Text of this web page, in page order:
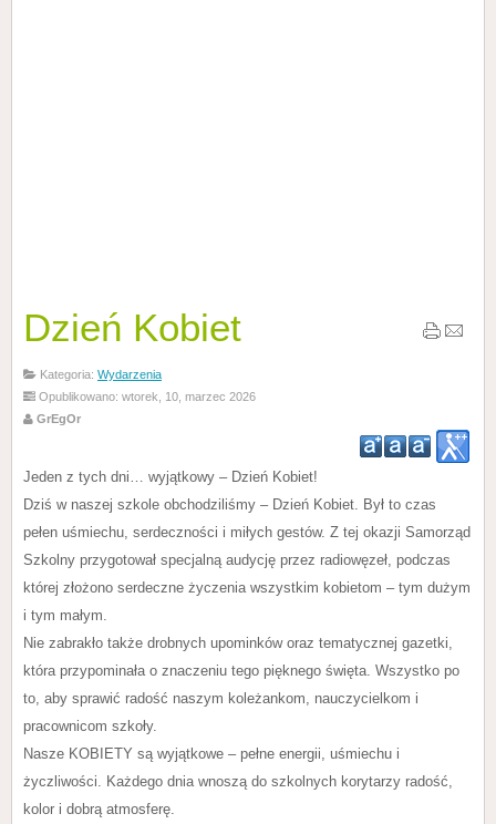
Dzień Kobiet
Kategoria: Wydarzenia
Opublikowano: wtorek, 10, marzec 2026
GrEgOr
Jeden z tych dni… wyjątkowy – Dzień Kobiet!
Dziś w naszej szkole obchodziliśmy – Dzień Kobiet. Był to czas
pełen uśmiechu, serdeczności i miłych gestów. Z tej okazji Samorząd
Szkolny przygotował specjalną audycję przez radiowęzeł, podczas
której złożono serdeczne życzenia wszystkim kobietom – tym dużym
i tym małym.
Nie zabrakło także drobnych upominków oraz tematycznej gazetki,
która przypominała o znaczeniu tego pięknego święta. Wszystko po
to, aby sprawić radość naszym koleżankom, nauczycielkom i
pracownicom szkoły.
Nasze KOBIETY są wyjątkowe – pełne energii, uśmiechu i
życzliwości. Każdego dnia wnoszą do szkolnych korytarzy radość,
kolor i dobrą atmosferę.